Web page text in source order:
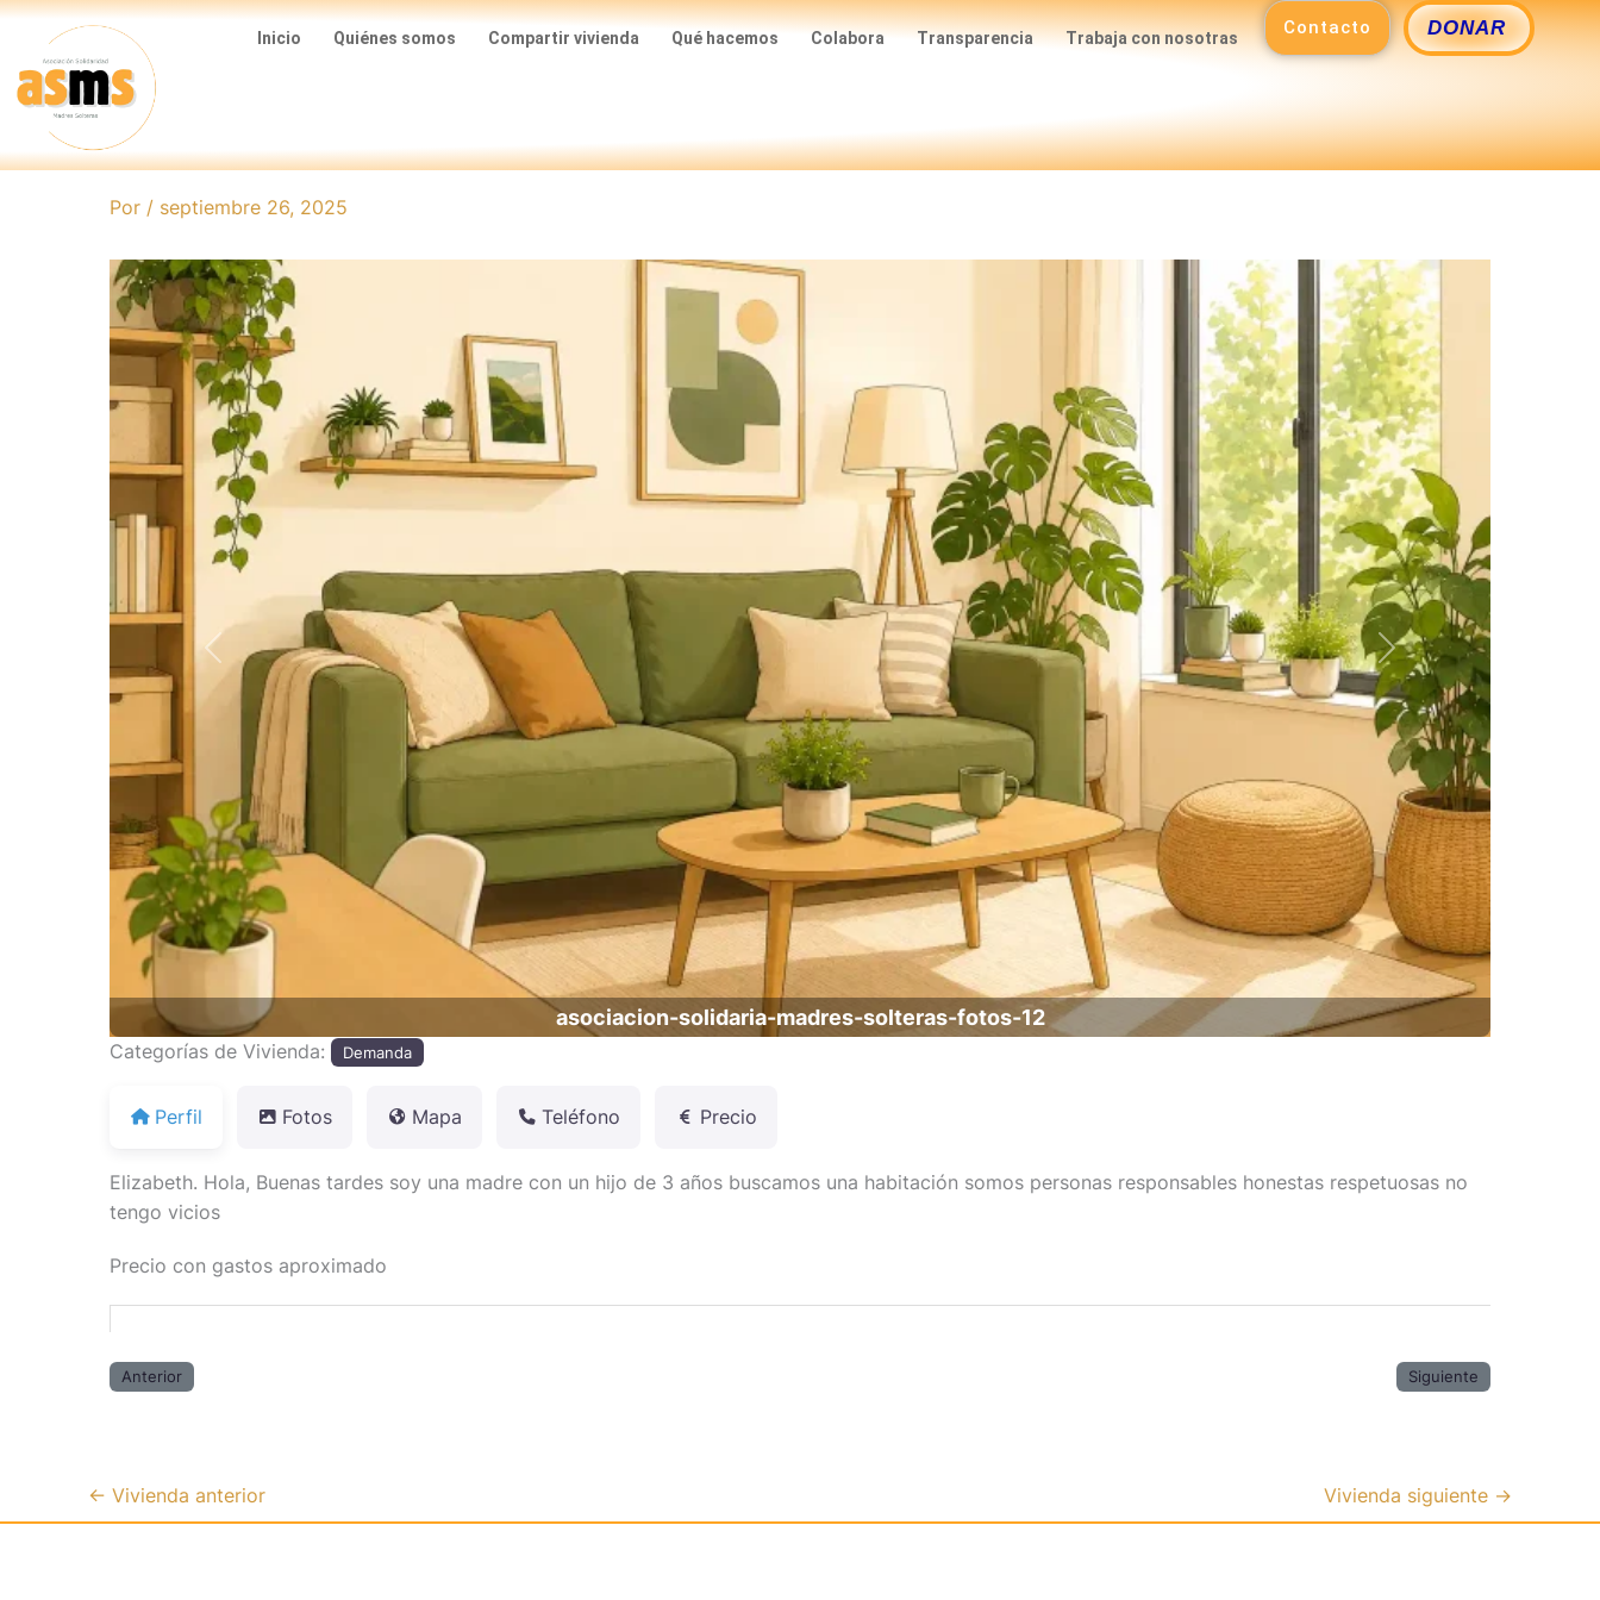
Ir
contenido
Inicio Quiénes somos Compartir vivienda Qué hacemos Colabora Transparencia Trabaja con nosotras Contacto DONAR
Por / septiembre 26, 2025
asociacion-solidaria-madres-solteras-fotos-12
Anterior Siguiente
Categorías de Vivienda: Demanda
Perfil Fotos Mapa Teléfono Precio
Elizabeth. Hola, Buenas tardes soy una madre con un hijo de 3 años buscamos una habitación somos personas responsables honestas respetuosas no
tengo vicios
Precio con gastos aproximado
Anterior Siguiente
← Vivienda anterior Vivienda siguiente →